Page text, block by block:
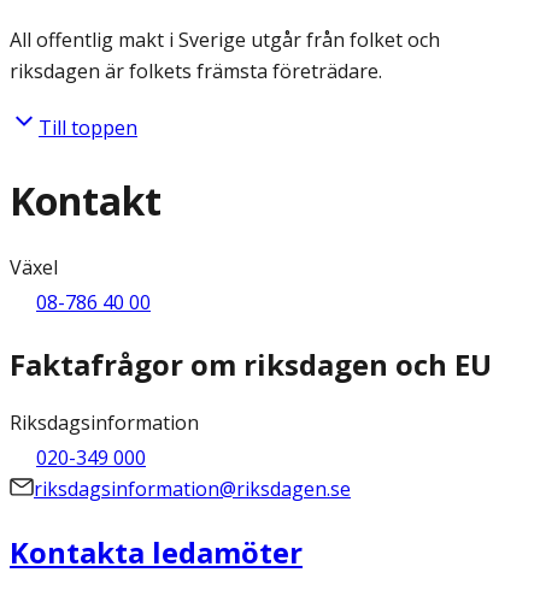
All offentlig makt i Sverige utgår från folket och
riksdagen är folkets främsta företrädare.
Till toppen
Kontakt
Växel
08-786 40 00
Faktafrågor om riksdagen och EU
Riksdagsinformation
020-349 000
riksdagsinformation@riksdagen.se
Kontakta ledamöter